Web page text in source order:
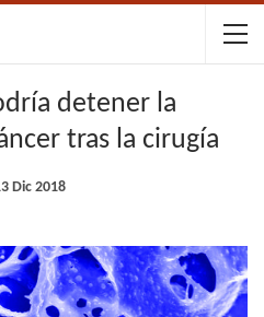
detener la
tras la cirugía
Dic 2018